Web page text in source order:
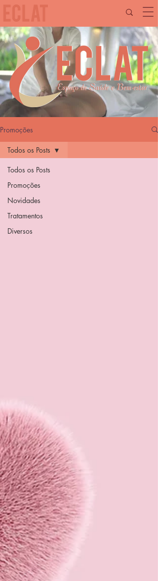
Promoções
Todos os Posts
Promoções
Novidades
Tratamentos
Diversos
Todos os Posts